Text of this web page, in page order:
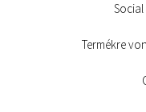
Termékre